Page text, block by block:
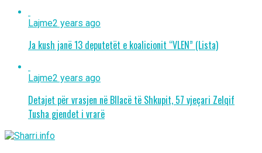
Lajme2 years ago
Ja kush janë 13 deputetët e koalicionit “VLEN” (Lista)
Lajme2 years ago
Detajet për vrasjen në Bllacë të Shkupit, 57 vjeçari Zelqif
Tusha gjendet i vrarë